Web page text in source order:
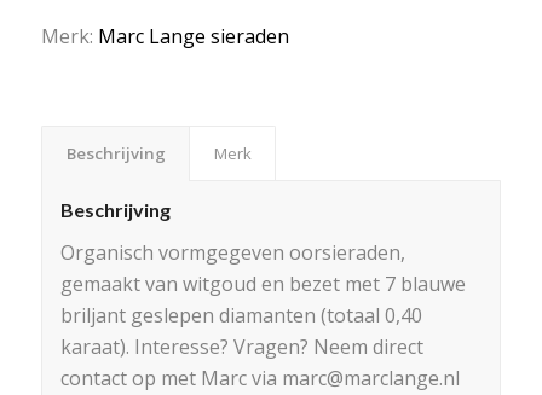
Merk: Marc Lange sieraden
Beschrijving Merk
Beschrijving
Organisch vormgegeven oorsieraden,
gemaakt van witgoud en bezet met 7 blauwe
briljant geslepen diamanten (totaal 0,40
karaat). Interesse? Vragen? Neem direct
contact op met Marc via marc@marclange.nl